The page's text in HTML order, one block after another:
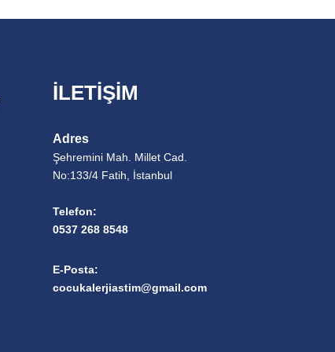
İLETİŞİM
Adres
Şehremini Mah. Millet Cad.
No:133/4 Fatih, İstanbul
Telefon:
0537 268 8548
E-Posta:
cocukalerjiastim@gmail.com